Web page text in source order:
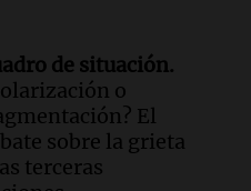
de situación.
o
El
sobre la grieta
terceras